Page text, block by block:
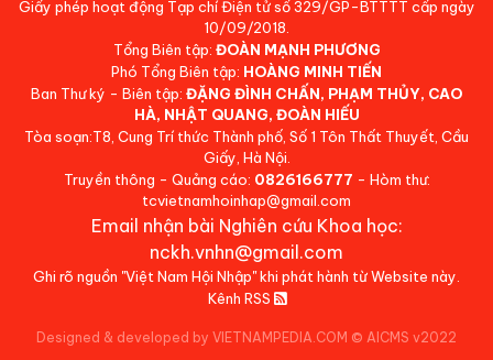
Giấy phép hoạt động Tạp chí Điện tử số 329/GP-BTTTT cấp ngày
10/09/2018.
Tổng Biên tập: ĐOÀN MẠNH PHƯƠNG
Phó Tổng Biên tập: HOÀNG MINH TIẾN
Ban Thư ký - Biên tập: ĐẶNG ĐÌNH CHẤN, PHẠM THỦY, CAO
HÀ, NHẬT QUANG, ĐOÀN HIẾU
Tòa soạn:T8, Cung Trí thức Thành phố, Số 1 Tôn Thất Thuyết, Cầu
Giấy, Hà Nội.
Truyền thông - Quảng cáo: 0826166777 - Hòm thư:
tcvietnamhoinhap@gmail.com
Email nhận bài Nghiên cứu Khoa học:
nckh.vnhn@gmail.com
Ghi rõ nguồn "Việt Nam Hội Nhập" khi phát hành từ Website này.
Kênh RSS
Designed & developed by VIETNAMPEDIA.COM © AICMS v2022